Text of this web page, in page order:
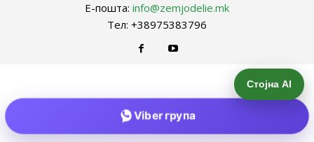
Е-пошта: info@zemjodelie.mk
Тел: +38975383796
Стојна AI
Viber група